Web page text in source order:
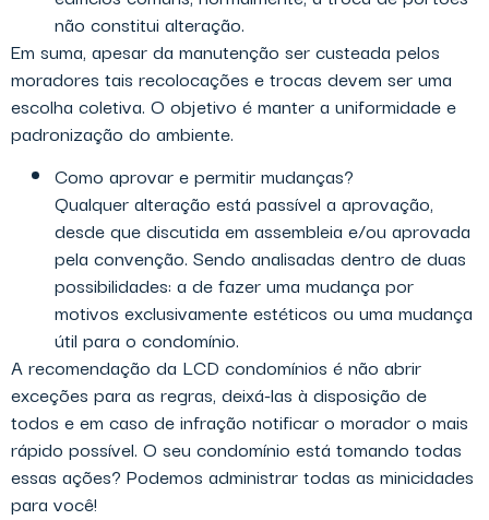
não constitui alteração.
Em suma, apesar da manutenção ser custeada pelos
moradores tais recolocações e trocas devem ser uma
escolha coletiva. O objetivo é manter a uniformidade e
padronização do ambiente.
Como aprovar e permitir mudanças?
Qualquer alteração está passível a aprovação,
desde que discutida em assembleia e/ou aprovada
pela convenção. Sendo analisadas dentro de duas
possibilidades: a de fazer uma mudança por
motivos exclusivamente estéticos ou uma mudança
útil para o condomínio.
A recomendação da LCD condomínios é não abrir
exceções para as regras, deixá-las à disposição de
todos e em caso de infração notificar o morador o mais
rápido possível. O seu condomínio está tomando todas
essas ações? Podemos administrar todas as minicidades
para você!